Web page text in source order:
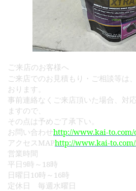
ご来店のお客様へ
ご来店でのお見積もり・ご相談等は
おります。
事前連絡なくご来店頂いた場合、対
ますので、
その点は予めご了承下い。
お問い合わせhttp://www.kai-to.com/
アクセスMAPhttp://www.kai-
営業時間
平日 9時～ 18時
日曜日 10時～ 16時
定休日 毎週水曜日